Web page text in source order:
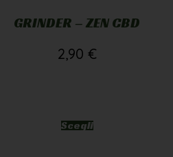
GRINDER – ZEN CBD
2,90 €
Scegli